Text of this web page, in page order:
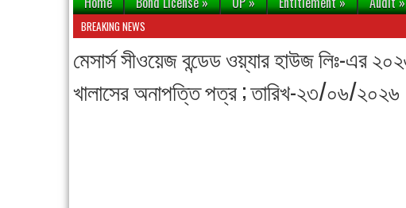
BREAKING NEWS
মেসার্স সীওয়েজ বন্ডেড ওয়্যার হাউজ লিঃ-এর
খালাসের অনাপত্তি পত্র ; তারিখ-২৩/০৬/২০২৬